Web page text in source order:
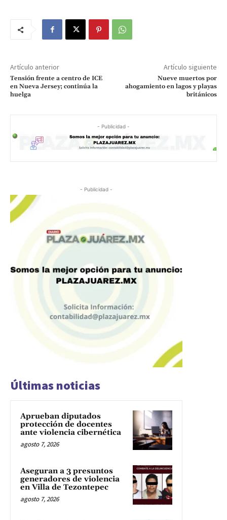
Artículo anterior
Tensión frente a centro de ICE
en Nueva Jersey; continúa la
huelga
Artículo siguiente
Nueve muertos por
ahogamiento en lagos y playas
británicos
- Publicidad -
- Publicidad -
Últimas noticias
Aprueban diputados
protección de docentes
ante violencia cibernética
agosto 7, 2026
Aseguran a 3 presuntos
generadores de violencia
en Villa de Tezontepec
agosto 7, 2026